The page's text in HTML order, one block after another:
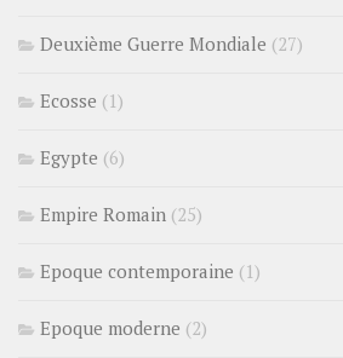
Deuxième Guerre Mondiale (27)
Ecosse (1)
Egypte (6)
Empire Romain (25)
Epoque contemporaine (1)
Epoque moderne (2)